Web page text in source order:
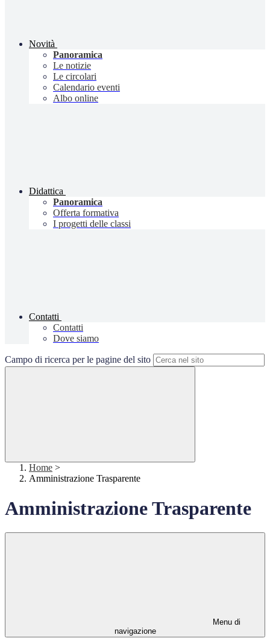
Novità
Panoramica
Le notizie
Le circolari
Calendario eventi
Albo online
Didattica
Panoramica
Offerta formativa
I progetti delle classi
Contatti
Contatti
Dove siamo
Campo di ricerca per le pagine del sito
Home >
Amministrazione Trasparente
Amministrazione Trasparente
Menu di
navigazione